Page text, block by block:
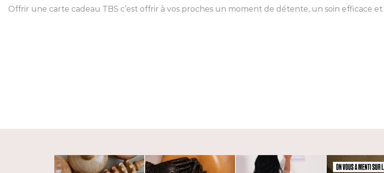
Offrir une carte cadeau TBS c’est offrir à vos proches un moment de détente, un soin efficace